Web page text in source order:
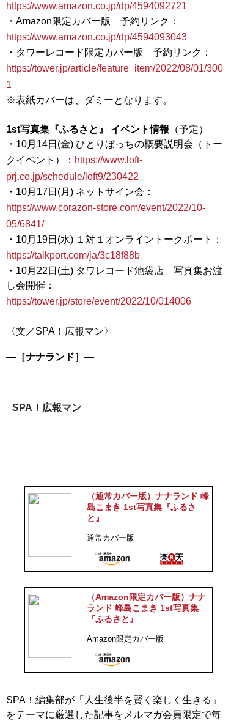
https://www.amazon.co.jp/dp/4594092721
・Amazon限定カバー版 予約リンク：
https://www.amazon.co.jp/dp/4594093043
・タワーレコード限定カバー版 予約リンク：
https://tower.jp/article/feature_item/2022/08/01/300
1
※表紙カバーは、ダミーとなります。
1st写真集『ふるさと』 イベント情報 （予定）
・10月14日(金) ひとりぼっちの概要説明会（トー
クイベント）： https://www.loft-
prj.co.jp/schedule/loft9/230422
・10月17日(月) ネットサイン会：
https://www.corazon-store.com/event/2022/10-
05/6841/
・10月19日(水) １対１オンライントークポート：
https://talkport.com/ja/3c18f88b
・10月22日(土) タワレコード池袋店 写真集お渡
し会開催：
https://tower.jp/store/event/2022/10/014006
―［ナナランド］―
SPA！広報マン
（通常カバー版）ナナランド 峰
島こまき 1st写真集『ふるさ
と』
通常カバー版
（Amazon限定カバー版）ナナ
ランド 峰島こまき 1st写真集
『ふるさと』
Amazon限定カバー版
SPA！編集部が「人生後半を賢く楽しく生きる」
をテーマに厳選した記事をメルマガ会員限定で毎